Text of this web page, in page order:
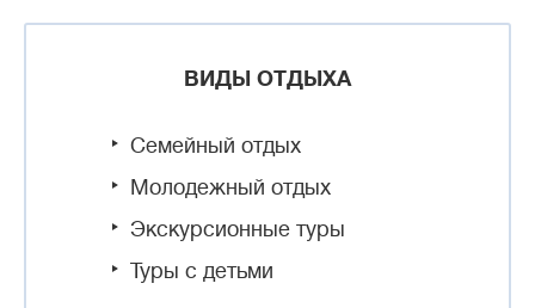
ВИДЫ ОТДЫХА
Семейный отдых
Молодежный отдых
Экскурсионные туры
Туры с детьми